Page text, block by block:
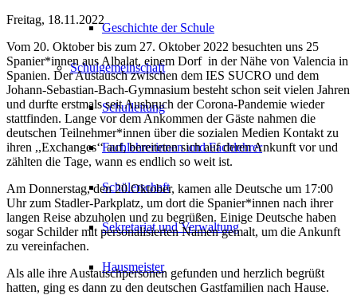
Geschichte der Schule
Schulgemeinschaft
Schulleitung
Fachlehrerinnen und Fachlehrer
Schülerschaft
Sekretariat und Verwaltung
Hausmeister
Freitag, 18.11.2022
Vom 20. Oktober bis zum 27. Oktober 2022 besuchten uns 25
Spanier*innen aus Albalat, einem Dorf in der Nähe von Valencia in
Spanien. Der Austausch zwischen dem IES SUCRO und dem
Johann-Sebastian-Bach-Gymnasium besteht schon seit vielen Jahren
und durfte erstmals seit Ausbruch der Corona-Pandemie wieder
stattfinden. Lange vor dem Ankommen der Gäste nahmen die
deutschen Teilnehmer*innen über die sozialen Medien Kontakt zu
ihren ,,Exchanges‘‘ auf, bereiteten sich auf deren Ankunft vor und
zählten die Tage, wann es endlich so weit ist.
Am Donnerstag, den 20.Oktober, kamen alle Deutsche um 17:00
Uhr zum Stadler-Parkplatz, um dort die Spanier*innen nach ihrer
langen Reise abzuholen und zu begrüßen. Einige Deutsche haben
sogar Schilder mit personalisierten Namen gemalt, um die Ankunft
zu vereinfachen.
Als alle ihre Austauschpersonen gefunden und herzlich begrüßt
hatten, ging es dann zu den deutschen Gastfamilien nach Hause.